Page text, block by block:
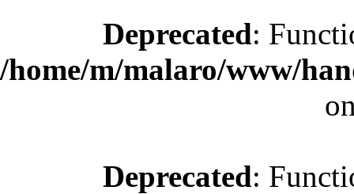
Deprecated:
/home/m/malaro/www/
Deprecated: